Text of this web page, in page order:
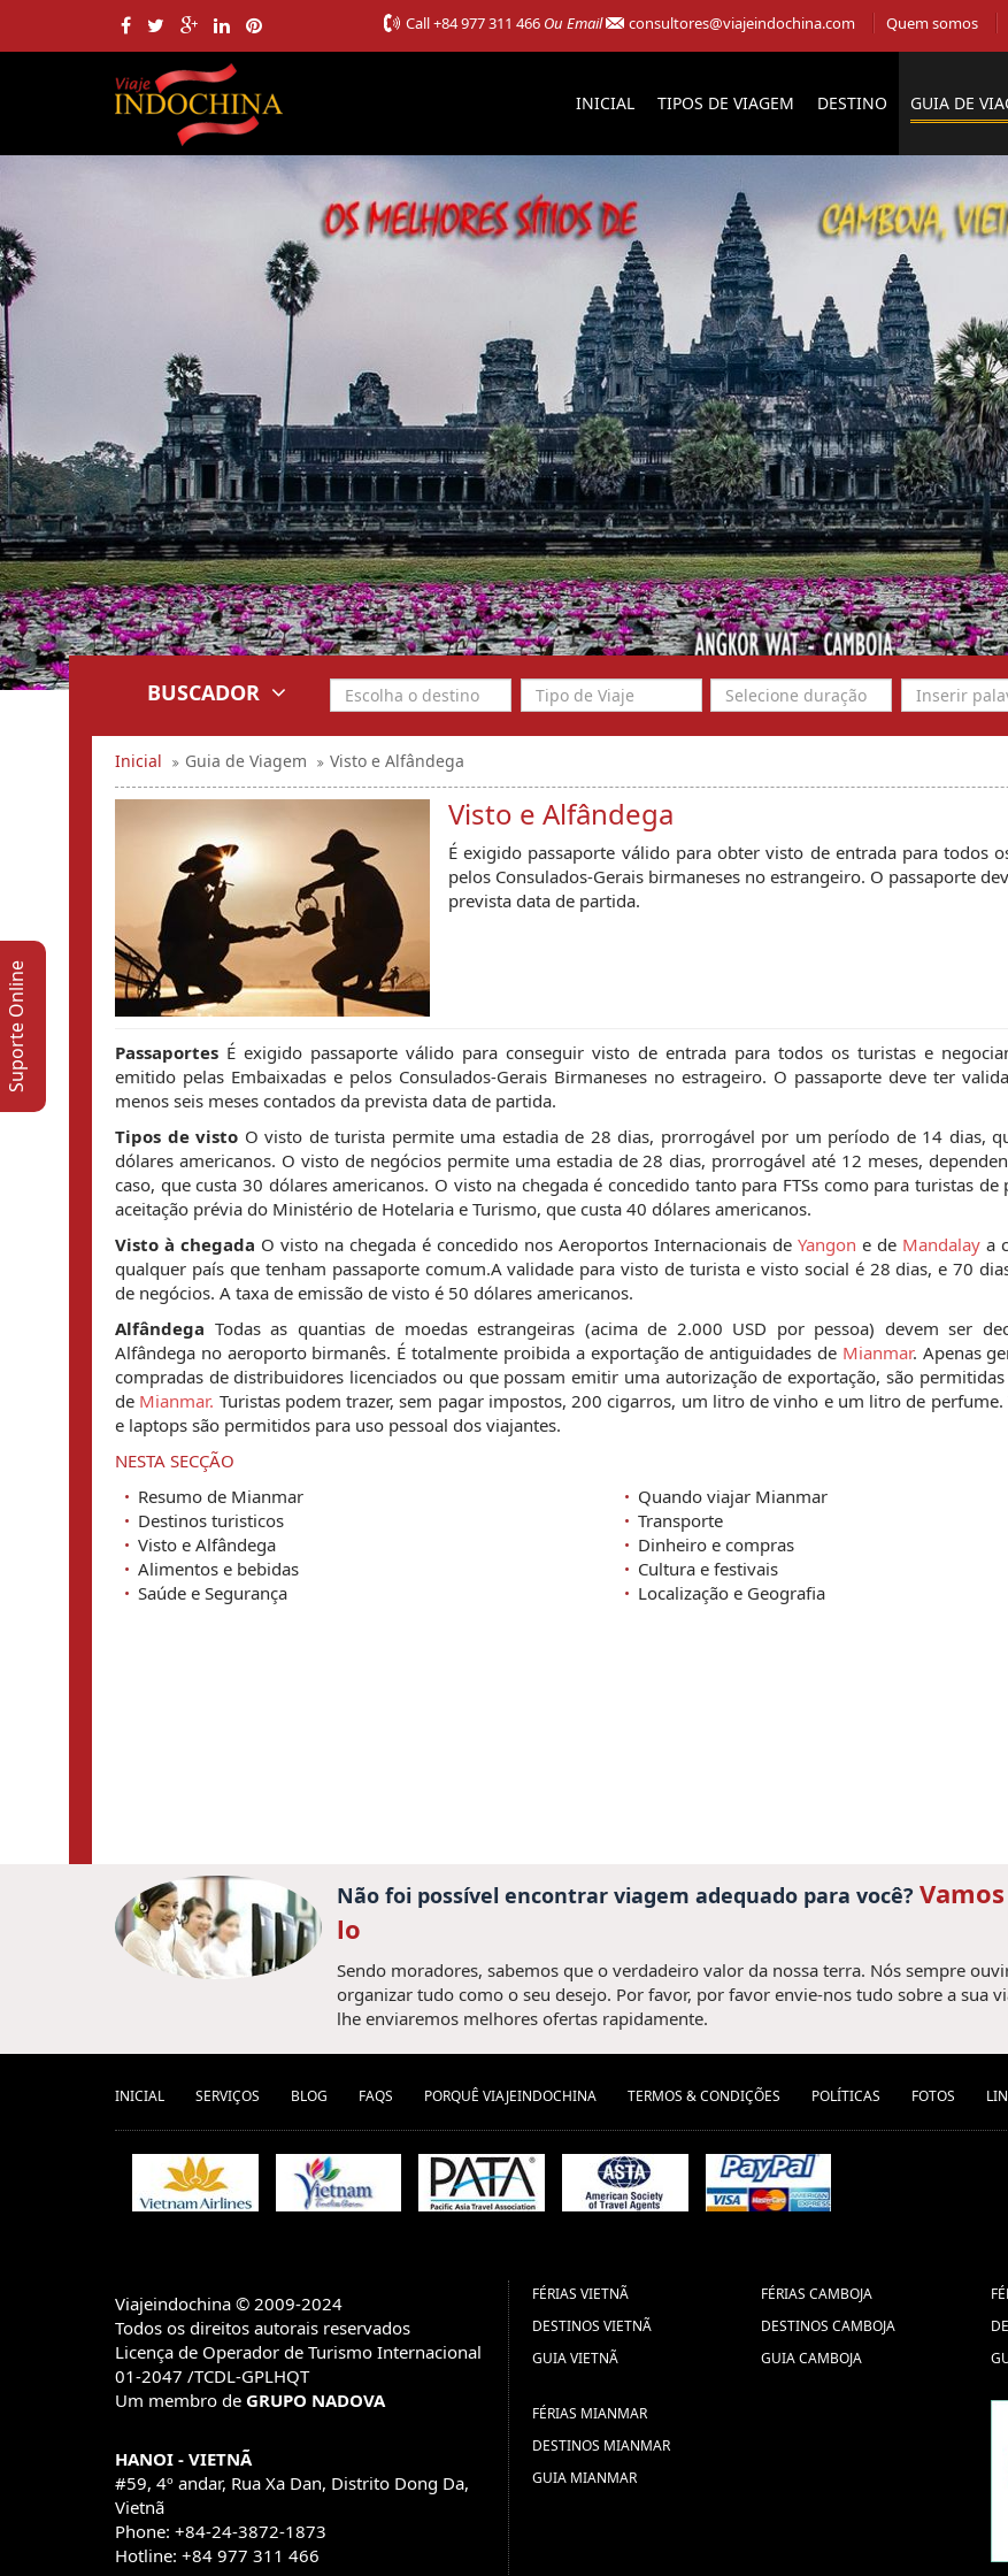
Call+84 977 311 466 Ou Email consultores@viajeindochina.com Quem somos
INICIAL TIPOS DE VIAGEM DESTINO GUIA DE
BUSCADOR
Inicial Guia de Viagem Visto e Alfândega
Visto e Alfândega
É exigido passaporte válido para obter visto de entrada para todos
pelos Consulados-Gerais birmaneses no estrangeiro. O passaporte
prevista data de partida.
Passaportes É exigido passaporte válido para conseguir visto de entrada para todos os turistas e
emitido pelas Embaixadas e pelos Consulados-Gerais Birmaneses no estrageiro. O passaporte deve ter
menos seis meses contados da prevista data de partida.
Tipos de visto O visto de turista permite uma estadia de 28 dias, prorrogável por um período de 14 dias,
dólares americanos. O visto de negócios permite uma estadia de 28 dias, prorrogável até 12 meses,
caso, que custa 30 dólares americanos. O visto na chegada é concedido tanto para FTSs como para turistas de
aceitação prévia do Ministério de Hotelaria e Turismo, que custa 40 dólares americanos.
Visto à chegada O visto na chegada é concedido nos Aeroportos Internacionais de Yangon e de Mandalay a
qualquer país que tenham passaporte comum.A validade para visto de turista e visto social é 28 dias, e 70
de negócios. A taxa de emissão de visto é 50 dólares americanos.
Alfândega Todas as quantias de moedas estrangeiras (acima de 2.000 USD por pessoa) devem ser
Alfândega no aeroporto birmanês. É totalmente proibida a exportação de antiguidades de Mianmar. Apenas
compradas de distribuidores licenciados ou que possam emitir uma autorização de exportação, são
de Mianmar. Turistas podem trazer, sem pagar impostos, 200 cigarros, um litro de vinho e um litro de perfume.
e laptops são permitidos para uso pessoal dos viajantes.
NESTA SECÇÃO
Resumo de Mianmar
Quando viajar Mianmar
Destinos turisticos
Transporte
Visto e Alfândega
Dinheiro e compras
Alimentos e bebidas
Cultura e festivais
Saúde e Segurança
Localização e Geografia
Suporte Online
Não foi possível encontrar viagem adequado para você?
lo
Sendo moradores, sabemos que o verdadeiro valor da nossa terra. Nós sempre
organizar tudo como o seu desejo. Por favor, por favor envie-nos tudo sobre a sua
lhe enviaremos melhores ofertas rapidamente.
INICIAL SERVIÇOS BLOG FAQS PORQUÊ VIAJEINDOCHINA TERMOS & CONDIÇÕES POLÍTICAS FOTOS
Viajeindochina © 2009-2024
Todos os direitos autorais reservados
Licença de Operador de Turismo Internacional
01-2047 /TCDL-GPLHQT
Um membro de GRUPO NADOVA
HANOI - VIETNÃ
#59, 4º andar, Rua Xa Dan, Distrito Dong Da,
Vietnã
Phone: +84-24-3872-1873
Hotline: +84 977 311 466
FÉRIAS VIETNÃ
DESTINOS VIETNÃ
GUIA VIETNÃ
FÉRIAS CAMBOJA
DESTINOS CAMBOJA
GUIA CAMBOJA
FÉRIAS MIANMAR
DESTINOS MIANMAR
GUIA MIANMAR